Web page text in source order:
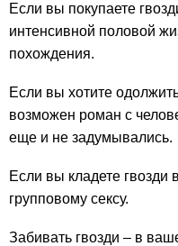
Если вы покупаете
интенсивной половой
похождения.
Если вы хотите
возможен роман с
еще и не задумывались.
Если вы кладете гвозди
групповому сексу.
Забивать гвозди – в